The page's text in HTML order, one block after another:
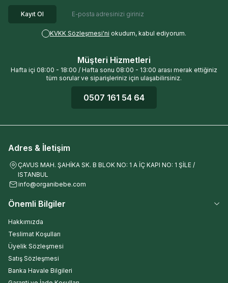
Kayıt Ol
KVKK Sözleşmesi'ni okudum, kabul ediyorum.
Müşteri Hizmetleri
Hafta içi 08:00 - 18:00 / Hafta sonu 08:00 - 13:00 arası merak ettiğiniz
tüm sorular ve siparişleriniz için ulaşabilirsiniz.
0507 161 54 64
Adres & İletişim
ÇAVUS MAH. ŞAHİKA SK. B BLOK NO: 1 A İÇ KAPI NO: 1 ŞİLE /
ISTANBUL
info@organibebe.com
Önemli Bilgiler
Hakkımızda
Teslimat Koşulları
Üyelik Sözleşmesi
Satış Sözleşmesi
Banka Havale Bilgileri